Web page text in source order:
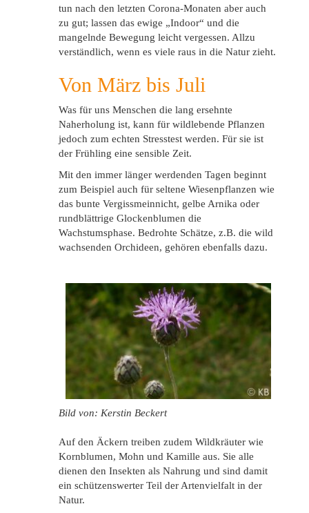
tun nach den letzten Corona-Monaten aber auch
zu gut; lassen das ewige „Indoor“ und die
mangelnde Bewegung leicht vergessen. Allzu
verständlich, wenn es viele raus in die Natur zieht.
Von März bis Juli
Was für uns Menschen die lang ersehnte
Naherholung ist, kann für wildlebende Pflanzen
jedoch zum echten Stresstest werden. Für sie ist
der Frühling eine sensible Zeit.
Mit den immer länger werdenden Tagen beginnt
zum Beispiel auch für seltene Wiesenpflanzen wie
das bunte Vergissmeinnicht, gelbe Arnika oder
rundblättrige Glockenblumen die
Wachstumsphase. Bedrohte Schätze, z.B. die wild
wachsenden Orchideen, gehören ebenfalls dazu.
Bild von: Kerstin Beckert
Auf den Äckern treiben zudem Wildkräuter wie
Kornblumen, Mohn und Kamille aus. Sie alle
dienen den Insekten als Nahrung und sind damit
ein schützenswerter Teil der Artenvielfalt in der
Natur.